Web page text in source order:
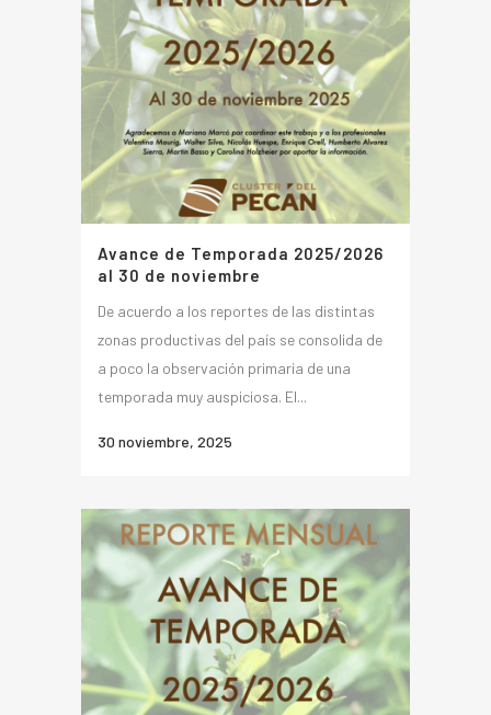
Avance de Temporada 2025/2026
al 30 de noviembre
De acuerdo a los reportes de las distintas
zonas productivas del país se consolida de
a poco la observación primaria de una
temporada muy auspiciosa. El...
30 noviembre, 2025